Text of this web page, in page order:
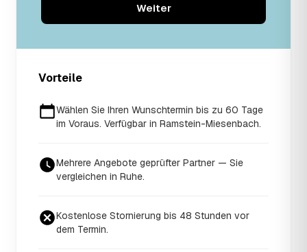
Weiter
Vorteile
Wählen Sie Ihren Wunschtermin bis zu 60 Tage
im Voraus. Verfügbar in Ramstein-Miesenbach.
Mehrere Angebote geprüfter Partner — Sie
vergleichen in Ruhe.
Kostenlose Stornierung bis 48 Stunden vor
dem Termin.